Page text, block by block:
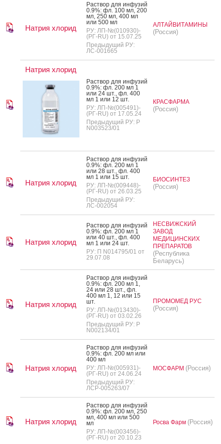
Натрия хлорид
Рас­твор для ин­фу­зий
0.9%: фл. 100 мл, 200
мл, 250 мл, 400 мл
или 500 мл
РУ: ЛП-№(010930)-
(РГ-RU) от 15.07.25
Предыдущий РУ:
ЛС-001665
АЛТАЙВИТАМИНЫ
(Россия)
Натрия хлорид
Рас­твор для ин­фу­зий
0.9%: фл. 200 мл 1
или 24 шт., фл. 400
мл 1 или 12 шт.
РУ: ЛП-№(005491)-
(РГ-RU) от 17.05.24
Предыдущий РУ: Р
N003523/01
КРАСФАРМА
(Россия)
Натрия хлорид
Рас­твор для ин­фу­зий
0.9%: фл. 200 мл 1
или 28 шт., фл. 400
мл 1 или 15 шт.
РУ: ЛП-№(009448)-
(РГ-RU) от 26.03.25
Предыдущий РУ:
ЛС-002054
БИОСИНТЕЗ
(Россия)
Натрия хлорид
Рас­твор для ин­фу­зий
0.9%: фл. 200 мл 1
или 40 шт., фл. 400
мл 1 или 24 шт.
РУ: П N014795/01 от
29.07.08
НЕСВИЖСКИЙ
ЗАВОД
МЕДИЦИНСКИХ
ПРЕПАРАТОВ
(Республика
Беларусь)
Натрия хлорид
Рас­твор для ин­фу­зий
0.9%: фл. 200 мл 1,
24 или 28 шт., фл.
400 мл 1, 12 или 15
шт.
РУ: ЛП-№(013430)-
(РГ-RU) от 03.02.26
Предыдущий РУ: Р
N002134/01
ПРОМОМЕД РУС
(Россия)
Натрия хлорид
Рас­твор для ин­фу­зий
0.9%: фл. 200 мл или
400 мл
РУ: ЛП-№(005931)-
(РГ-RU) от 24.06.24
Предыдущий РУ:
ЛСР-005263/07
МОСФАРМ (Россия)
Натрия хлорид
Рас­твор для ин­фу­зий
0.9%: фл. 200 мл, 250
мл, 400 мл или 500
мл
РУ: ЛП-№(003456)-
(РГ-RU) от 20.10.23
Росва Фарм (Россия)